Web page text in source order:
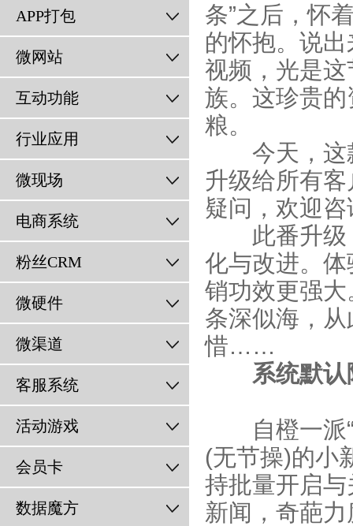
APP打包
微网站
互动功能
行业应用
微现场
电商系统
粉丝CRM
微硬件
微渠道
客服系统
活动游戏
会员卡
数据魔方
条”之后，怀
的怀抱。说
视频，光是
族。这珍贵
粮。
今天，这
升级给所有
疑问，欢迎咨
此番升级
化与改进。
销功效更强
条深似海，
惜……
系统默
自橙一派
(无节操)的小
持批量开启
新闻，奇葩